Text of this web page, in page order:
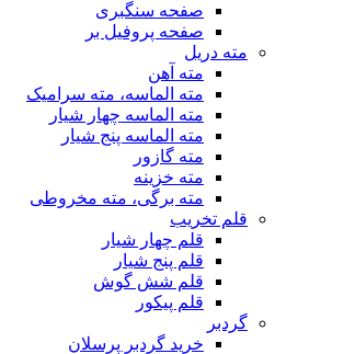
صفحه سنگبری
صفحه پروفیل بر
مته دریل
مته آهن
مته الماسه، مته سرامیک
مته الماسه چهار شیار
مته الماسه پنج شیار
مته گازور
مته خزینه
مته برگی، مته مخروطی
قلم تخریب
قلم چهار شیار
قلم پنج شیار
قلم شش گوش
قلم پیکور
گردبر
خرید گردبر پرسلان